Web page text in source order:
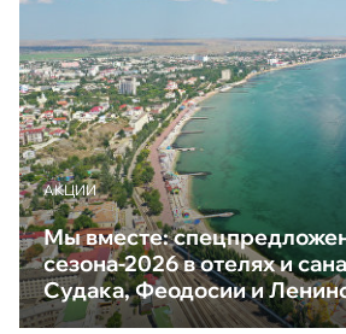
АКЦИИ
Мы вместе:
сезона-2026 в отелях и
Судака, Феодосии и